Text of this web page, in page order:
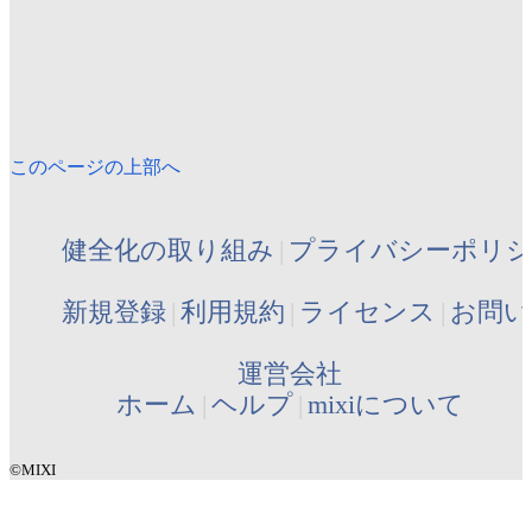
このページの上部へ
健全化の取り組み プライバシーポリ
新規登録 利用規約 ライセンス お問
運営会社
ホーム ヘルプ mixiについて
©MIXI